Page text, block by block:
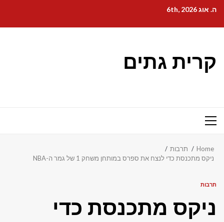
content
ה. אוג 6th, 2026
קרית גתים
Primary
Home
תרבות
ניקס מתכנסת כדי לנצח את ספרס במותחן משחק 1 של גמר ה-NBA
תרבות
ניקס מתכנסת כדי